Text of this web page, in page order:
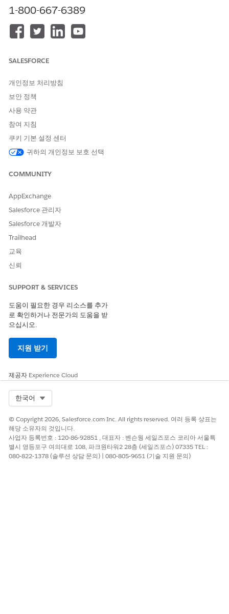
IT 규정 준수 앱에서 전체 정책 수명 주기를 중앙에서 관리하여
기본적인 IT 규칙을 수립합니다. SOC 2, HIPAA 또는 ISO
이 끊어진 스프레드시트 및 수동 이메일을 감사 지원 작업 시스
IT 규정 준수를 위한 생성형 AI로 규정 및 정책 조항 추출
규정 또는 정책 PDF를 업로드하고 생성형 AI가 조항을 추출할
수 있도록 합니다. 생성형 AI는 문서를 스캔하고, 주요 조항을
식별하며, 정의, FAQ, 참조와 같은 보일러플레이트 섹션을 건너
검토하고 규제 조항 또는 규정 준수 정책 조항 레코드를 만듭니
다.
1-800-667-6389
SALESFORCE
개인정보 처리방침
보안 정책
사용 약관
참여 지침
쿠키 기본 설정 센터
귀하의 개인정보 보호 선택
COMMUNITY
AppExchange
Salesforce 관리자
Salesforce 개발자
Trailhead
교육
신뢰
SUPPORT & SERVICES
도움이 필요한 경우 리소스를 추가
로 확인하거나 전문가의 도움을 받
으십시오.
지원 받기
제공자 Experience Cloud
한국어
© Copyright 2026, Salesforce.com Inc. All rights reserved. 여러 등록 상표는
해당 소유자의 것입니다.
사업자 등록번호 : 120-86-92851 , 대표자 : 벤슨웡 세일즈포스 코리아 서울특
별시 영등포구 여의대로 108, 파크원타워2 28층 (세일즈포스) 07335 TEL :
080-822-1378 (솔루션 상담 문의) | 080-805-9651 (기술 지원 문의)